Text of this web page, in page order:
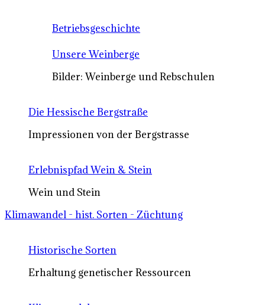
Betriebsgeschichte
Unsere Weinberge
Bilder: Weinberge und Rebschulen
Die Hessische Bergstraße
Impressionen von der Bergstrasse
Erlebnispfad Wein & Stein
Wein und Stein
Klimawandel - hist. Sorten - Züchtung
Historische Sorten
Erhaltung genetischer Ressourcen